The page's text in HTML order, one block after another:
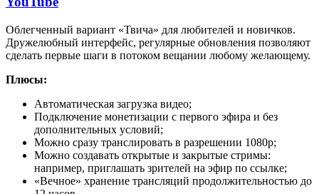
Облегченный вариант «Твича» для любителей и новичков.
Дружелюбный интерфейс, регулярные обновления позволяют
сделать первые шаги в потоком вещании любому желающему.
Плюсы:
Автоматическая загрузка видео;
Подключение монетизации с первого эфира и без
дополнительных условий;
Можно сразу транслировать в разрешении 1080р;
Можно создавать открытые и закрытые стримы:
например, приглашать зрителей на эфир по ссылке;
«Вечное» хранение трансляций продолжительностью до